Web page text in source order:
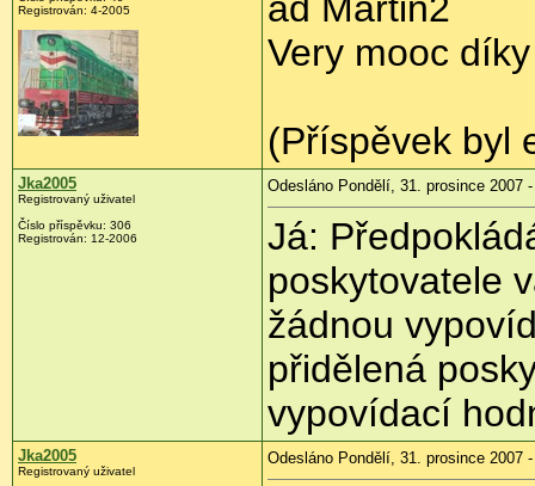
Registrován: 4-2005
ad Martin2
Very mooc
(Příspěvek byl
Jka2005
Registrovaný uživatel
Číslo příspěvku: 306
Registrován: 12-2006
Odesláno Pondělí, 31. prosince 2007
Já:
poskytovatele
žádnou
přidělená
vypovídací
Jka2005
Registrovaný uživatel
Odesláno Pondělí, 31. prosince 2007